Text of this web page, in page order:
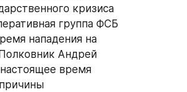
кризиса
группа ФСБ
нападения на
Андрей
время